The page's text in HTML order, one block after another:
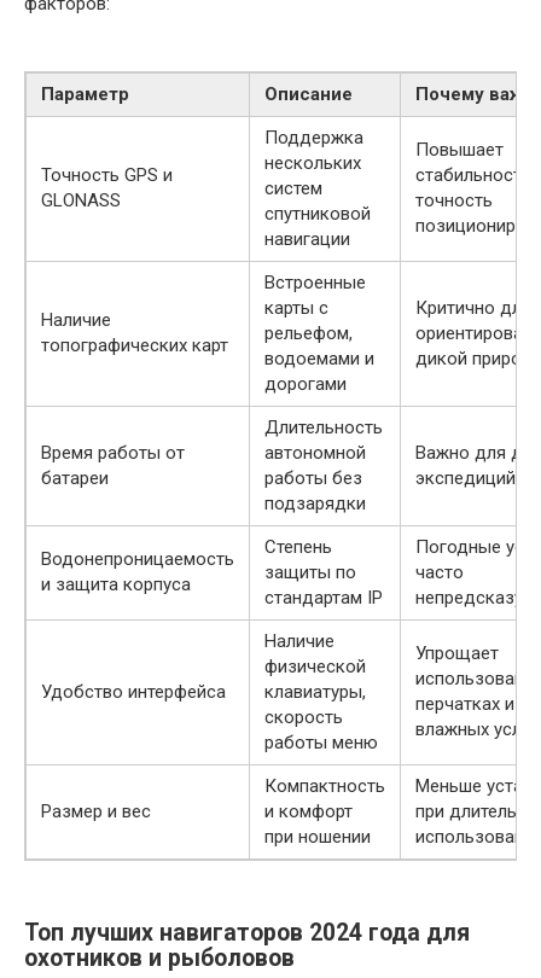
Параметр Описание Почему
Точность GPS и
GLONASS
Поддержка
нескольких
систем
спутниковой
навигации
Повышает
стабильность
точность
Наличие
топографических карт
Встроенные
карты с
рельефом,
водоемами и
дорогами
Критично для
дикой природе
Время работы от
батареи
Длительность
автономной
работы без
подзарядки
Важно для
экспедиций
Водонепроницаемость
и защита корпуса
Степень
защиты по
стандартам IP
Погодные
часто
Удобство интерфейса
Наличие
физической
клавиатуры,
скорость
работы меню
Упрощает
перчатках и во
влажных
Размер и вес
Компактность
и комфорт
при ношении
Меньше
при
Топ лучших навигаторов 2024 года для
охотников и рыболовов